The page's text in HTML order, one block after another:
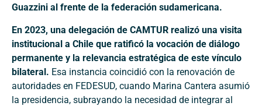
Guazzini al frente de la federación sudamericana.
En 2023, una delegación de CAMTUR realizó una visita
institucional a Chile que ratificó la vocación de diálogo
permanente y la relevancia estratégica de este vínculo
bilateral. Esa instancia coincidió con la renovación de
autoridades en FEDESUD, cuando Marina Cantera asumió
la presidencia, subrayando la necesidad de integrar al